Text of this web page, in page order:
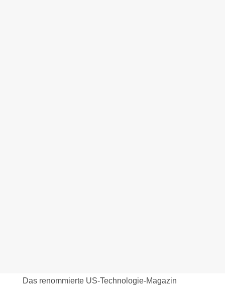
Das renommierte US-Technologie-Magazin